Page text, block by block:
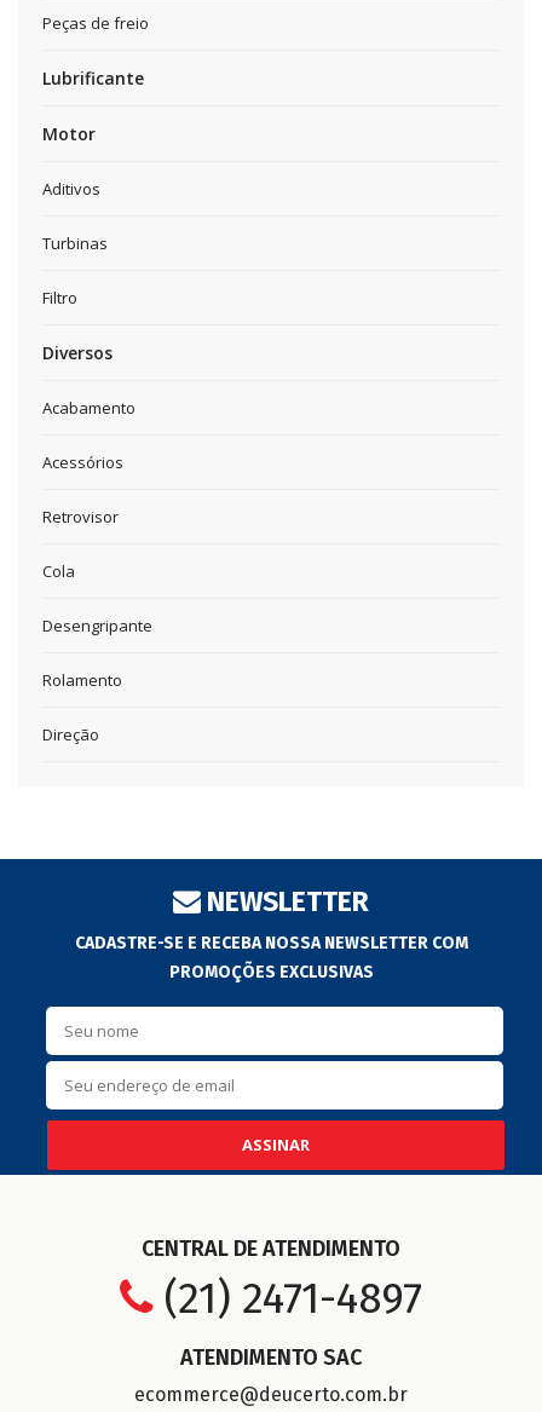
Peças de freio
Lubrificante
Motor
Aditivos
Turbinas
Filtro
Diversos
Acabamento
Acessórios
Retrovisor
Cola
Desengripante
Rolamento
Direção
NEWSLETTER
CADASTRE-SE E RECEBA NOSSA NEWSLETTER COM
PROMOÇÕES EXCLUSIVAS
ASSINAR
CENTRAL DE ATENDIMENTO
(21) 2471-4897
ATENDIMENTO SAC
ecommerce@deucerto.com.br